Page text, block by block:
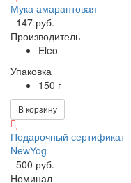
Мука амарантовая
147 руб.
Производитель
Eleo
Упаковка
150 г
В корзину
Подарочный сертификат
NewYog
500 руб.
Номинал